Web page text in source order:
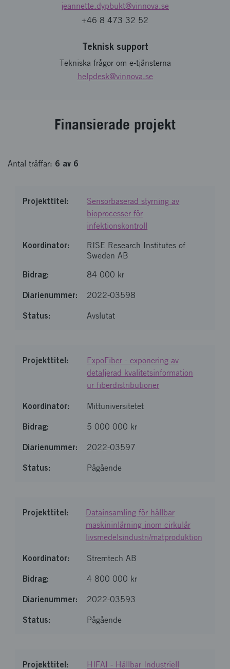
jeannette.dypbukt@vinnova.se
+46 8 473 32 52
Teknisk support
Tekniska frågor om e-tjänsterna
helpdesk@vinnova.se
Finansierade projekt
Antal träffar: 6 av 6
Sensorbaserad styrning av
bioprocesser för
infektionskontroll
RISE Research Institutes of
Sweden AB
84 000 kr
2022-03598
Avslutat
ExpoFiber - exponering av
detaljerad kvalitetsinformation
ur fiberdistributioner
Mittuniversitetet
5 000 000 kr
2022-03597
Pågående
Datainsamling för hållbar
maskininlärning inom cirkulär
livsmedelsindustri/matproduktion
Stremtech AB
4 800 000 kr
2022-03593
Pågående
HIFAI - Hållbar Industriell